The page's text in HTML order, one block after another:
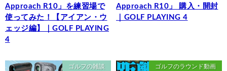
Approach R10」を練習場で
使ってみた！【アイアン・ウ
ェッジ編】｜GOLF PLAYING
4
Approach R10」 購入・開封
｜GOLF PLAYING 4
ゴルフの雑談 ゴルフのラウンド動画